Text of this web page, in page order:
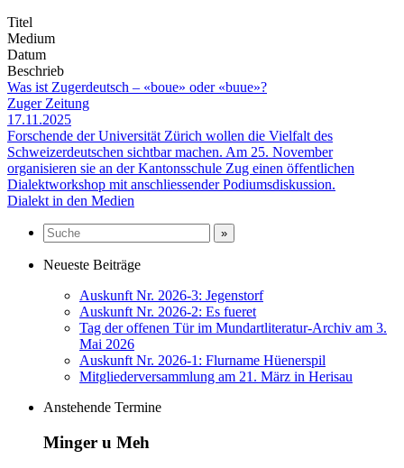
Titel
Medium
Datum
Beschrieb
Was ist Zugerdeutsch – «boue» oder «buue»?
Zuger Zeitung
17.11.2025
Forschende der Universität Zürich wollen die Vielfalt des
Schweizerdeutschen sichtbar machen. Am 25. November
organisieren sie an der Kantonsschule Zug einen öffentlichen
Dialektworkshop mit anschliessender Podiumsdiskussion.
Dialekt in den Medien
Neueste Beiträge
Auskunft Nr. 2026-3: Jegenstorf
Auskunft Nr. 2026-2: Es fueret
Tag der offenen Tür im Mundartliteratur-Archiv am 3.
Mai 2026
Auskunft Nr. 2026-1: Flurname Hüenerspil
Mitgliederversammlung am 21. März in Herisau
Anstehende Termine
Minger u Meh